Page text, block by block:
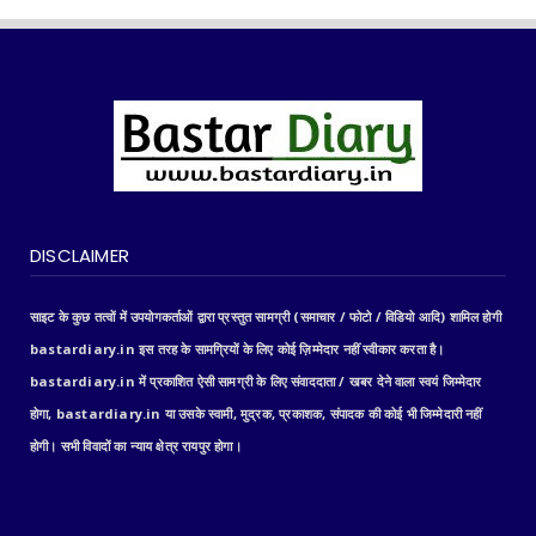
DISCLAIMER
साइट के कुछ तत्वों में उपयोगकर्ताओं द्वारा प्रस्तुत सामग्री (समाचार / फोटो / विडियो आदि) शामिल होगी
bastardiary.in इस तरह के सामग्रियों के लिए कोई ज़िम्मेदार नहीं स्वीकार करता है।
bastardiary.in में प्रकाशित ऐसी सामग्री के लिए संवाददाता / खबर देने वाला स्वयं जिम्मेदार
होगा, bastardiary.in या उसके स्वामी, मुद्रक, प्रकाशक, संपादक की कोई भी जिम्मेदारी नहीं
होगी। सभी विवादों का न्याय क्षेत्र रायपुर होगा।